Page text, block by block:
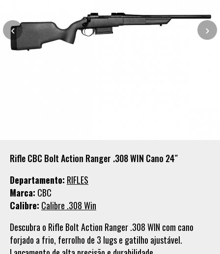
‹ ›
Rifle CBC Bolt Action Ranger .308 WIN Cano 24″
Departamento: RIFLES
Marca: CBC
Calibre: Calibre .308 Win
Descubra o Rifle Bolt Action Ranger .308 WIN com cano
forjado a frio, ferrolho de 3 lugs e gatilho ajustável.